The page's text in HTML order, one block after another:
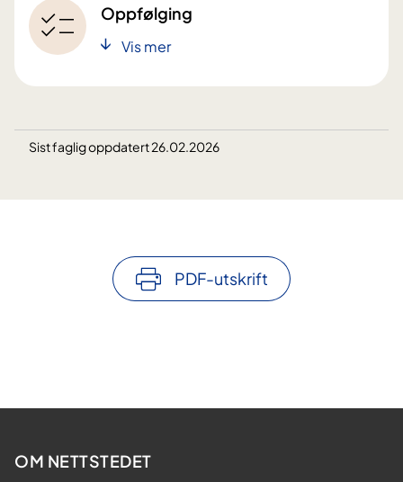
Oppfølging
Vis mer
Sist faglig oppdatert 26.02.2026
PDF-utskrift
OM NETTSTEDET